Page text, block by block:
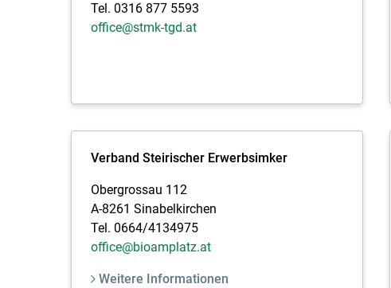
Tel. 0316 877 5593
office@stmk-tgd.at
Verband Steirischer Erwerbsimker
Obergrossau 112
A-8261 Sinabelkirchen
Tel. 0664/4134975
office@bioamplatz.at
Weitere Informationen